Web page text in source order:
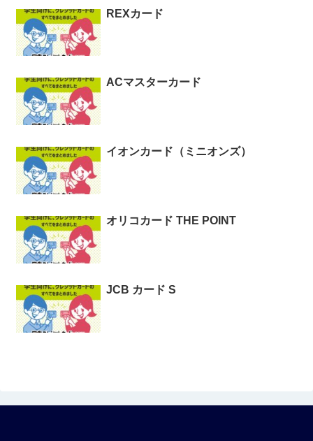
REXカード
ACマスターカード
イオンカード（ミニオンズ）
オリコカード THE POINT
JCB カード S